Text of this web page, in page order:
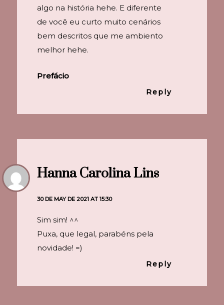
algo na história hehe. E diferente
de você eu curto muito cenários
bem descritos que me ambiento
melhor hehe.
Prefácio
Reply
Hanna Carolina Lins
30 DE MAY DE 2021 AT 15:30
Sim sim! ^^
Puxa, que legal, parabéns pela
novidade! =)
Reply